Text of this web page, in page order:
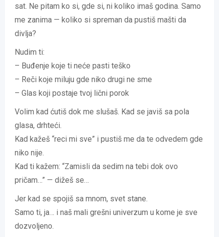
sat. Ne pitam ko si, gde si, ni koliko imaš godina. Samo
me zanima — koliko si spreman da pustiš mašti da
divlja?
Nudim ti:
– Buđenje koje ti neće pasti teško
– Reči koje miluju gde niko drugi ne sme
– Glas koji postaje tvoj lični porok
Volim kad ćutiš dok me slušaš. Kad se javiš sa pola
glasa, drhteći.
Kad kažeš “reci mi sve” i pustiš me da te odvedem gde
niko nije.
Kad ti kažem: “Zamisli da sedim na tebi dok ovo
pričam…” — dižeš se…
Jer kad se spojiš sa mnom, svet stane.
Samo ti, ja… i naš mali grešni univerzum u kome je sve
dozvoljeno.